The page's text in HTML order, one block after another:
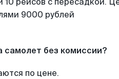
9000 рублей
самолет без комиссии?
по цене.